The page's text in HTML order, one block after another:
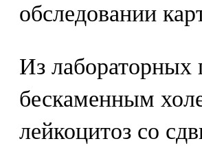
обследовании
Из лабораторных
бескаменным
лейкоцитоз со